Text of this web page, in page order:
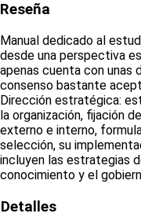
Reseña
Manual dedicado al
desde una perspectiva
apenas cuenta con unas
consenso bastante
Dirección estratégica:
la organización, fijación
externo e interno,
selección, su
incluyen las estrategias
conocimiento y el
Detalles